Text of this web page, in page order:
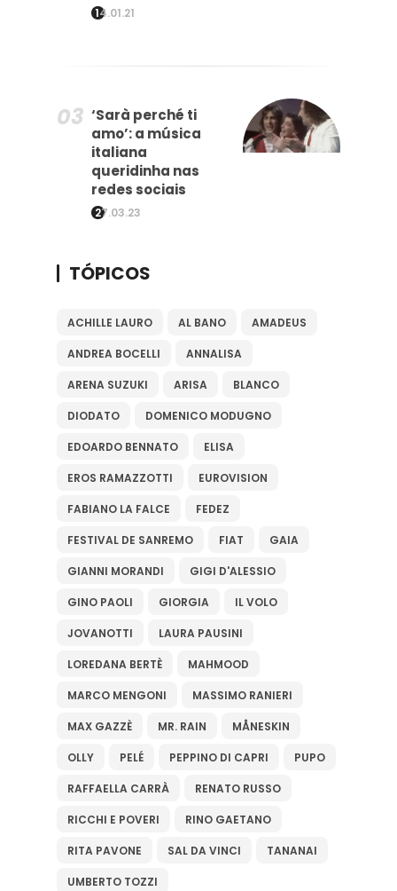
14.01.21
‘Sarà perché ti
amo’: a música
italiana
queridinha nas
redes sociais
27.03.23
TÓPICOS
ACHILLE LAURO AL BANO AMADEUS
ANDREA BOCELLI ANNALISA
ARENA SUZUKI ARISA BLANCO
DIODATO DOMENICO MODUGNO
EDOARDO BENNATO ELISA
EROS RAMAZZOTTI EUROVISION
FABIANO LA FALCE FEDEZ
FESTIVAL DE SANREMO FIAT GAIA
GIANNI MORANDI GIGI D'ALESSIO
GINO PAOLI GIORGIA IL VOLO
JOVANOTTI LAURA PAUSINI
LOREDANA BERTÈ MAHMOOD
MARCO MENGONI MASSIMO RANIERI
MAX GAZZÈ MR. RAIN MÅNESKIN
OLLY PELÉ PEPPINO DI CAPRI PUPO
RAFFAELLA CARRÀ RENATO RUSSO
RICCHI E POVERI RINO GAETANO
RITA PAVONE SAL DA VINCI TANANAI
UMBERTO TOZZI